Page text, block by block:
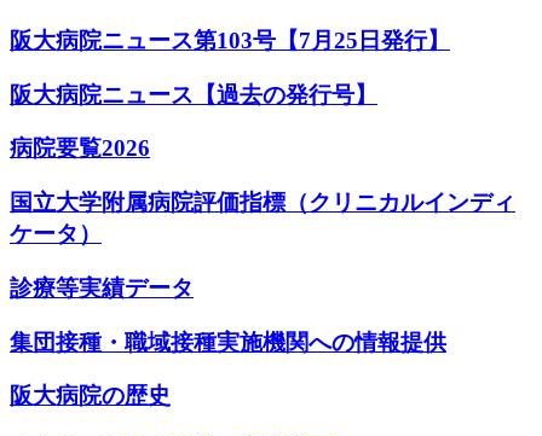
阪大病院ニュース第103号【7月25日発行】
阪大病院ニュース【過去の発行号】
病院要覧2026
国立大学附属病院評価指標（クリニカルインディ
ケータ）
診療等実績データ
集団接種・職域接種実施機関への情報提供
阪大病院の歴史